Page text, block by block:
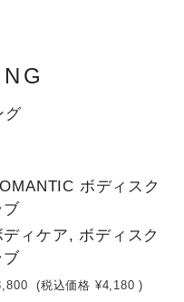
グ
ボディスク
ブ
ディケア, ボディスク
ブ
(税込価格 ¥4,180 )